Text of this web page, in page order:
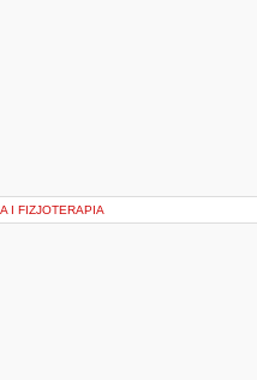
I FIZJOTERAPIA